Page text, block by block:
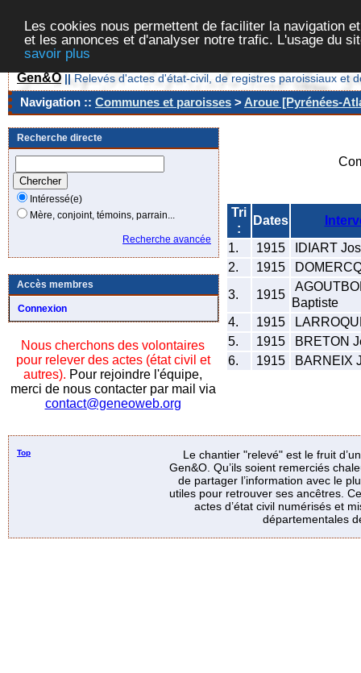
Les cookies nous permettent de faciliter la navigation
et les annonces et d'analyser notre trafic. L'usage du
savoir plus
Gen&O || Relevés d'actes d'état-civil, de registres paroissiaux et
Navigation :: Communes et paroisses >Aroue [Pyrénées-
Recherche directe
Intéressé(e)
Mère, conjoint, témoins, parrain...
Recherche avancée
Accès membres
Connexion
Nous cherchons des volontaires
pour relever des actes (état civil et
autres). Pour rejoindre l'équipe,
merci de nous contacter par mail via
contact@geneoweb.org
Tri
:
Dates
1.
1915
IDIART
2.
1915
3.
1915
Baptiste
4.
1915
5.
1915
BRETON
6.
1915 BARNEIX
Top
Le chantier "relevé" est le fruit
Gen&O. Qu’ils soient remerciés
de partager l’information avec le
utiles pour retrouver ses ancêtres.
actes d’état civil numérisés et
départementales